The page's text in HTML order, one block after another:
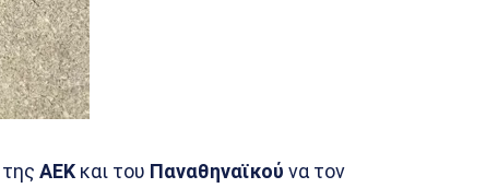
ΑΕΚ και του Παναθηναϊκού να τον